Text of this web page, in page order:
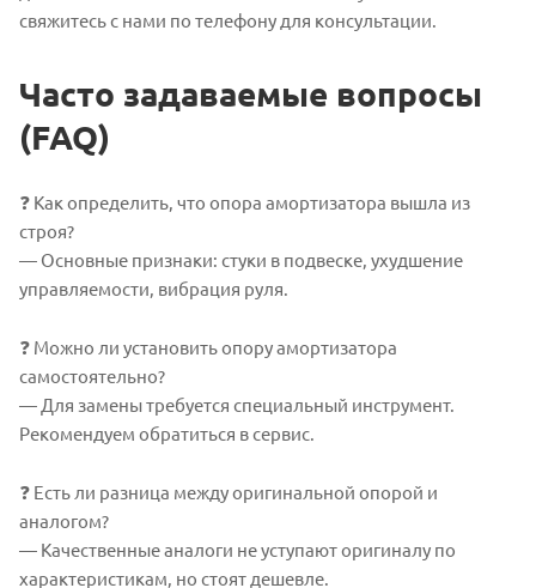
свяжитесь с нами по телефону для консультации.
Часто задаваемые вопросы
(FAQ)
❓ Как определить, что опора амортизатора вышла из
строя?
— Основные признаки: стуки в подвеске, ухудшение
управляемости, вибрация руля.
❓ Можно ли установить опору амортизатора
самостоятельно?
— Для замены требуется специальный инструмент.
Рекомендуем обратиться в сервис.
❓ Есть ли разница между оригинальной опорой и
аналогом?
— Качественные аналоги не уступают оригиналу по
характеристикам, но стоят дешевле.